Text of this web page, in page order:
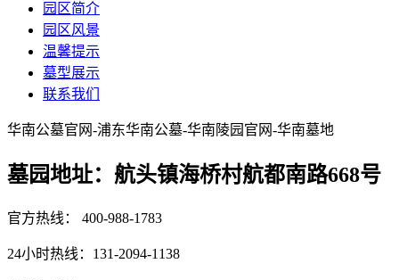
园区简介
园区风景
温馨提示
墓型展示
联系我们
华南公墓官网-浦东华南公墓-华南陵园官网-华南墓地
墓园地址：航头镇海桥村航都南路668号
官方热线： 400-988-1783
24小时热线：131-2094-1138